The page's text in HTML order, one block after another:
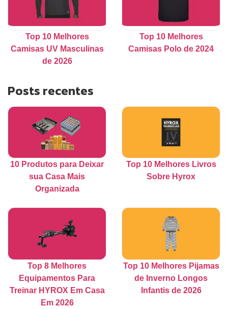
Top 10 Melhores
Camisas UV Masculinas
de 2026
Top 10 Melhores
Camisas Polo de 2024
Posts recentes
10 Produtos para Deixar
sua Casa Mais
Organizada
Top 10 Melhores Livros
Sobre Hyrox
Top 8 Melhores
Equipamentos Para
Treinar HYROX Em Casa
Em 2026
Top 10 Melhores Pijamas
de Inverno Longos
Infantis de 2026